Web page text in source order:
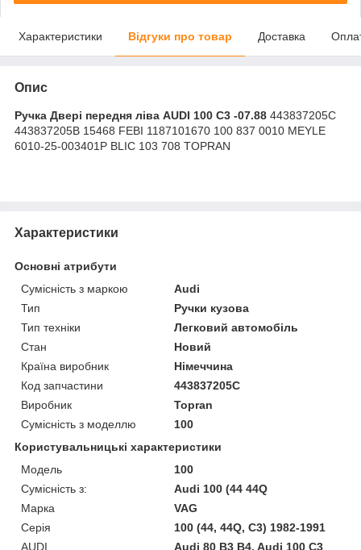
Характеристики Відгуки про товар Доставка
Опис
Ручка Двері передня ліва AUDI 100 C3 -07.88 443837205C
443837205B 15468 FEBI 1187101670 100 837 0010 MEYLE
6010-25-003401P BLIC 103 708 TOPRAN
Характеристики
Основні атрибути
Сумісність з маркою
Audi
Тип
Ручки кузова
Тип техніки
Легковий автомобіль
Стан
Новий
Країна виробник
Німеччина
Код запчастини
443837205C
Виробник
Topran
Сумісність з моделлю
100
Користувальницькі характеристики
Модель
100
Сумісність з:
Audi 100 (44 44Q
Марка
VAG
Серія
100 (44, 44Q, C3) 1982-1991
AUDI
Audi 80 B3 B4, Audi 100 C3